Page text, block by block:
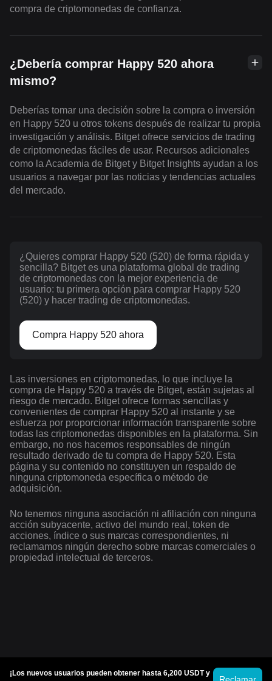
compra de criptomonedas de confianza.
¿Debería comprar Happy 520 ahora
mismo?
Deberías tomar una decisión sobre la compra o inversión
en Happy 520 u otros tokens después de realizar tu propia
investigación y análisis. Bitget ofrece servicios de trading
de criptomonedas fáciles de usar. Recursos adicionales
como la Academia de Bitget y Bitget Insights ayudan a los
usuarios a navegar por las noticias y tendencias actuales
del mercado.
¿Quieres comprar Happy 520 (520) de forma rápida y
sencilla? Bitget es una plataforma global de trading
de criptomonedas con la mejor experiencia de
usuario: tu primera opción para comprar Happy 520
(520) y hacer trading de criptomonedas.
Compra Happy 520 ahora
Las inversiones en criptomonedas, lo que incluye la
compra de Happy 520 a través de Bitget, están sujetas al
riesgo de mercado. Bitget ofrece formas sencillas y
convenientes de comprar Happy 520 al instante y se
esfuerza por proporcionar información transparente sobre
todas las criptomonedas disponibles en la plataforma. Sin
embargo, no nos hacemos responsables de ningún
resultado derivado de tu compra de Happy 520. Esta
página y su contenido no constituyen un respaldo de
ninguna criptomoneda específica o método de
adquisición.
No tenemos ninguna asociación ni afiliación con ninguna
acción subyacente, activo del mundo real, token de
acciones, índice o sus marcas correspondientes, ni
reclamamos ningún derecho sobre marcas comerciales o
propiedad intelectual de terceros.
¡Los nuevos usuarios pueden obtener hasta 6,200 USDT y